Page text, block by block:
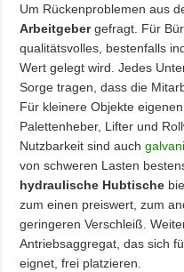
Um Rückenproblemen aus
Arbeitgebergefragt. Für
qualitätsvolles, bestenfalls
Wert gelegt wird. Jedes
Sorge tragen, dass die
Für kleinere Objekte
Palettenheber, Lifter und
Nutzbarkeit sind auch
von schweren Lasten
hydraulische Hubtische
zum einen preiswert, zum
geringeren Verschleiß.
Antriebsaggregat, das sich
eignet, frei platzieren.